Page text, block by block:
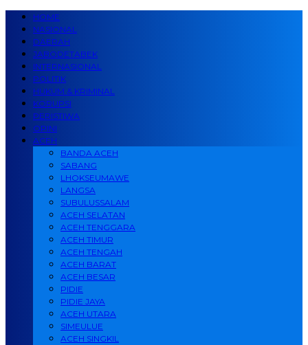
HOME
NASIONAL
DAERAH
JABODETABEK
INTERNASIONAL
POLITIK
HUKUM & KRIMINAL
KORUPSI
PERISTIWA
OPINI
ACEH
BANDA ACEH
SABANG
LHOKSEUMAWE
LANGSA
SUBULUSSALAM
ACEH SELATAN
ACEH TENGGARA
ACEH TIMUR
ACEH TENGAH
ACEH BARAT
ACEH BESAR
PIDIE
PIDIE JAYA
ACEH UTARA
SIMEULUE
ACEH SINGKIL